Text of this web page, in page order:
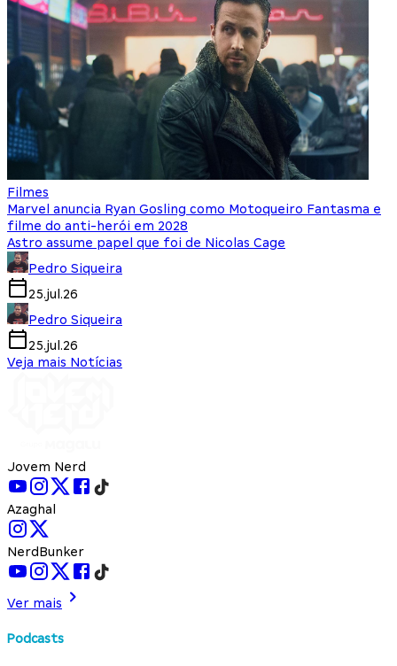
Filmes
Marvel anuncia Ryan Gosling como Motoqueiro Fantasma e
filme do anti-herói em 2028
Astro assume papel que foi de Nicolas Cage
Pedro Siqueira
25.jul.26
Pedro Siqueira
25.jul.26
Veja mais Notícias
Jovem Nerd
Azaghal
NerdBunker
Ver mais
Podcasts